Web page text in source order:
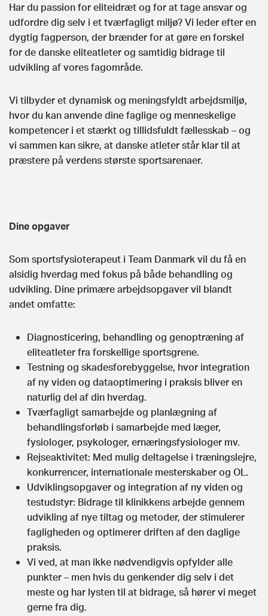
Har du passion for eliteidræt og for at tage ansvar og
udfordre dig selv i et tværfagligt miljø? Vi leder efter en
dygtig fagperson, der brænder for at gøre en forskel
for de danske eliteatleter og samtidig bidrage til
udvikling af vores fagområde.
Vi tilbyder et dynamisk og meningsfyldt arbejdsmiljø,
hvor du kan anvende dine faglige og menneskelige
kompetencer i et stærkt og tillidsfuldt fællesskab – og
vi sammen kan sikre, at danske atleter står klar til at
præstere på verdens største sportsarenaer.
Dine opgaver
Som sportsfysioterapeut i Team Danmark vil du få en
alsidig hverdag med fokus på både behandling og
udvikling. Dine primære arbejdsopgaver vil blandt
andet omfatte:
Diagnosticering, behandling og genoptræning af
eliteatleter fra forskellige sportsgrene.
Testning og skadesforebyggelse, hvor integration
af ny viden og dataoptimering i praksis bliver en
naturlig del af din hverdag.
Tværfagligt samarbejde og planlægning af
behandlingsforløb i samarbejde med læger,
fysiologer, psykologer, ernæringsfysiologer mv.
Rejseaktivitet: Med mulig deltagelse i træningslejre,
konkurrencer, internationale mesterskaber og OL.
Udviklingsopgaver og integration af ny viden og
testudstyr: Bidrage til klinikkens arbejde gennem
udvikling af nye tiltag og metoder, der stimulerer
fagligheden og optimerer driften af den daglige
praksis.
Vi ved, at man ikke nødvendigvis opfylder alle
punkter – men hvis du genkender dig selv i det
meste og har lysten til at bidrage, så hører vi meget
gerne fra dig.